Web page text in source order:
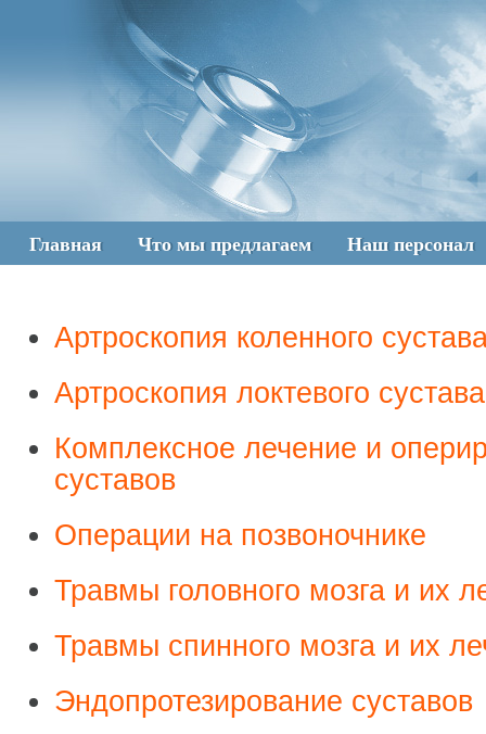
Главная Что мы предлагаем Наш персонал
Артроскопия коленного
Артроскопия локтевого сустава
Комплексное лечение и
суставов
Операции на позвоночнике
Травмы головного мозга и их
Травмы спинного мозга и их
Эндопротезирование суставов